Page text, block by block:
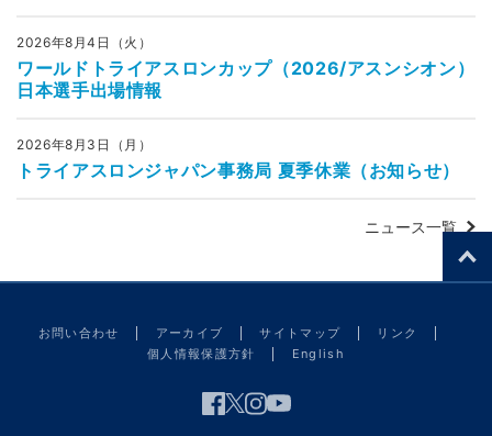
2026年8月4日（火）
ワールドトライアスロンカップ（2026/アスンシオン）
日本選手出場情報
2026年8月3日（月）
トライアスロンジャパン事務局 夏季休業（お知らせ）
ニュース一覧
お問い合わせ アーカイブ サイトマップ
リンク
個人情報保護方針
English